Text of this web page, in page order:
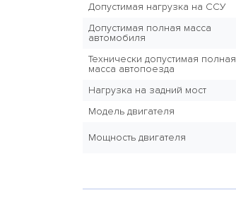
Допустимая нагрузка на ССУ
Допустимая полная масса
автомобиля
Технически допустимая полная
масса автопоезда
Нагрузка на задний мост
Модель двигателя
Мощность двигателя